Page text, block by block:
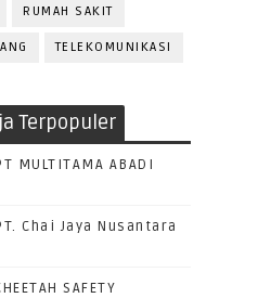
RUMAH SAKIT
TELEKOMUNIKASI
Terpopuler
MULTITAMA ABADI
Chai Jaya Nusantara
SAFETY